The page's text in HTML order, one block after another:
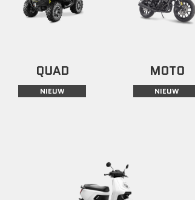
QUAD
NIEUW
MOTO
NIEUW